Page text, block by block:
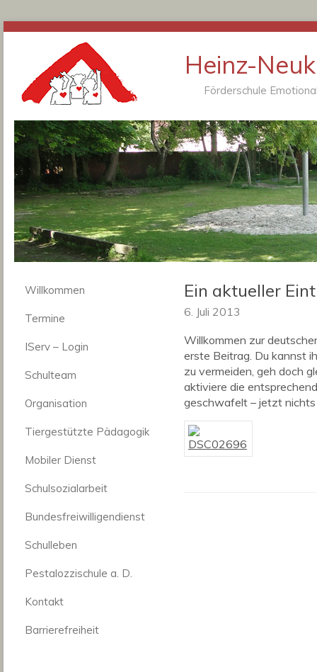
Heinz-
Förderschule
Willkommen
Termine
IServ – Login
Schulteam
Organisation
Tiergestützte Pädagogik
Mobiler Dienst
Schulsozialarbeit
Bundesfreiwilligendienst
Schulleben
Pestalozzischule a. D.
Kontakt
Barrierefreiheit
Ein aktueller
6. Juli 2013
Willkommen zur
erste Beitrag. Du kannst
zu vermeiden, geh doch
aktiviere die
geschwafelt – jetzt